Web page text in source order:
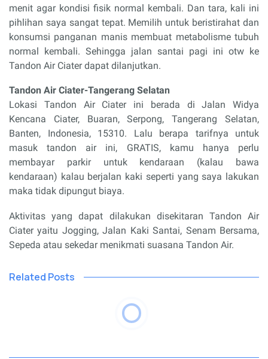
menit agar kondisi fisik normal kembali. Dan tara, kali ini
pihlihan saya sangat tepat. Memilih untuk beristirahat dan
konsumsi panganan manis membuat metabolisme tubuh
normal kembali. Sehingga jalan santai pagi ini otw ke
Tandon Air Ciater dapat dilanjutkan.
Tandon Air Ciater-Tangerang Selatan
Lokasi Tandon Air Ciater ini berada di Jalan Widya
Kencana Ciater, Buaran, Serpong, Tangerang Selatan,
Banten, Indonesia, 15310. Lalu berapa tarifnya untuk
masuk tandon air ini, GRATIS, kamu hanya perlu
membayar parkir untuk kendaraan (kalau bawa
kendaraan) kalau berjalan kaki seperti yang saya lakukan
maka tidak dipungut biaya.
Aktivitas yang dapat dilakukan disekitaran Tandon Air
Ciater yaitu Jogging, Jalan Kaki Santai, Senam Bersama,
Sepeda atau sekedar menikmati suasana Tandon Air.
Related Posts